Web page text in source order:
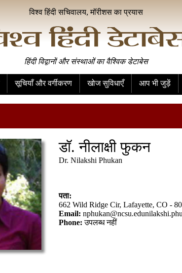
विश्व हिंदी सचिवालय, मॉरीशस का प्रयास
हिंदी विद्वानों और संस्थाओं का वैश्विक डेटाबेस
सूचियाँ और वर्गीकरण खोज सुविधाएँ आप भी जुड़ें
डॉ. नीलाक्षी फुकन
Dr. Nilakshi Phukan
पता:
662 Wild Ridge Cir, Lafayette, CO -
Email:
Phone:उपलब्ध नहीं